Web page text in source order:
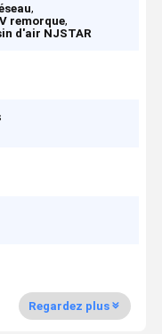
,
remorque,
d'air NJSTAR
Regardez plus